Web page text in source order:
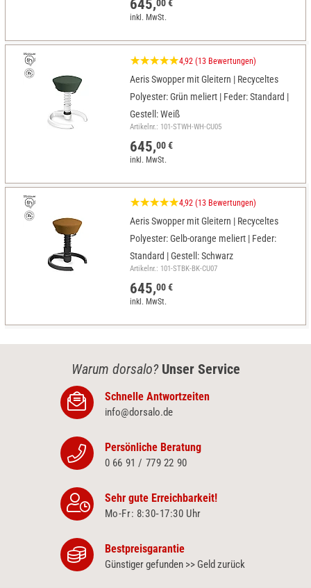
645,00 €
inkl. MwSt.
4,92 (13 Bewertungen)
Aeris Swopper mit Gleitern | Recyceltes
Polyester: Grün meliert | Feder: Standard |
Gestell: Weiß
Artikelnr.: 101-STWH-WH-CU05
645,00 €
inkl. MwSt.
4,92 (13 Bewertungen)
Aeris Swopper mit Gleitern | Recyceltes
Polyester: Gelb-orange meliert | Feder:
Standard | Gestell: Schwarz
Artikelnr.: 101-STBK-BK-CU07
645,00 €
inkl. MwSt.
Warum dorsalo? Unser Service
Schnelle Antwortzeiten
info@dorsalo.de
Persönliche Beratung
0 66 91 / 779 22 90
Sehr gute Erreichbarkeit!
Mo-Fr: 8:30‑17:30 Uhr
Bestpreisgarantie
Günstiger gefunden >> Geld zurück